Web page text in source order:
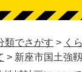
類でさがす > く
> 新座市国土強